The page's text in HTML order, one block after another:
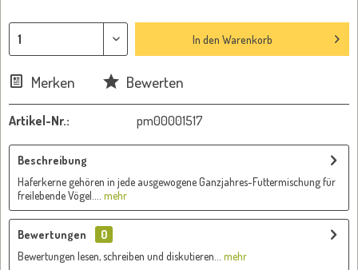
In den Warenkorb
Merken Bewerten
Artikel-Nr.: pm00001517
Beschreibung
Haferkerne gehören in jede ausgewogene Ganzjahres-Futtermischung für
freilebende Vögel....
mehr
Bewertungen
0
Bewertungen lesen, schreiben und diskutieren...
mehr